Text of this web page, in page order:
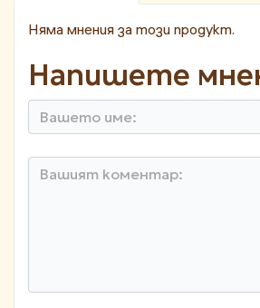
Няма мнения за този продукт.
Напишете